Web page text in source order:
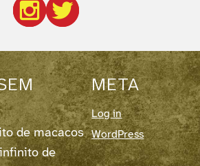
de macacos
de
META
Log in
WordPress